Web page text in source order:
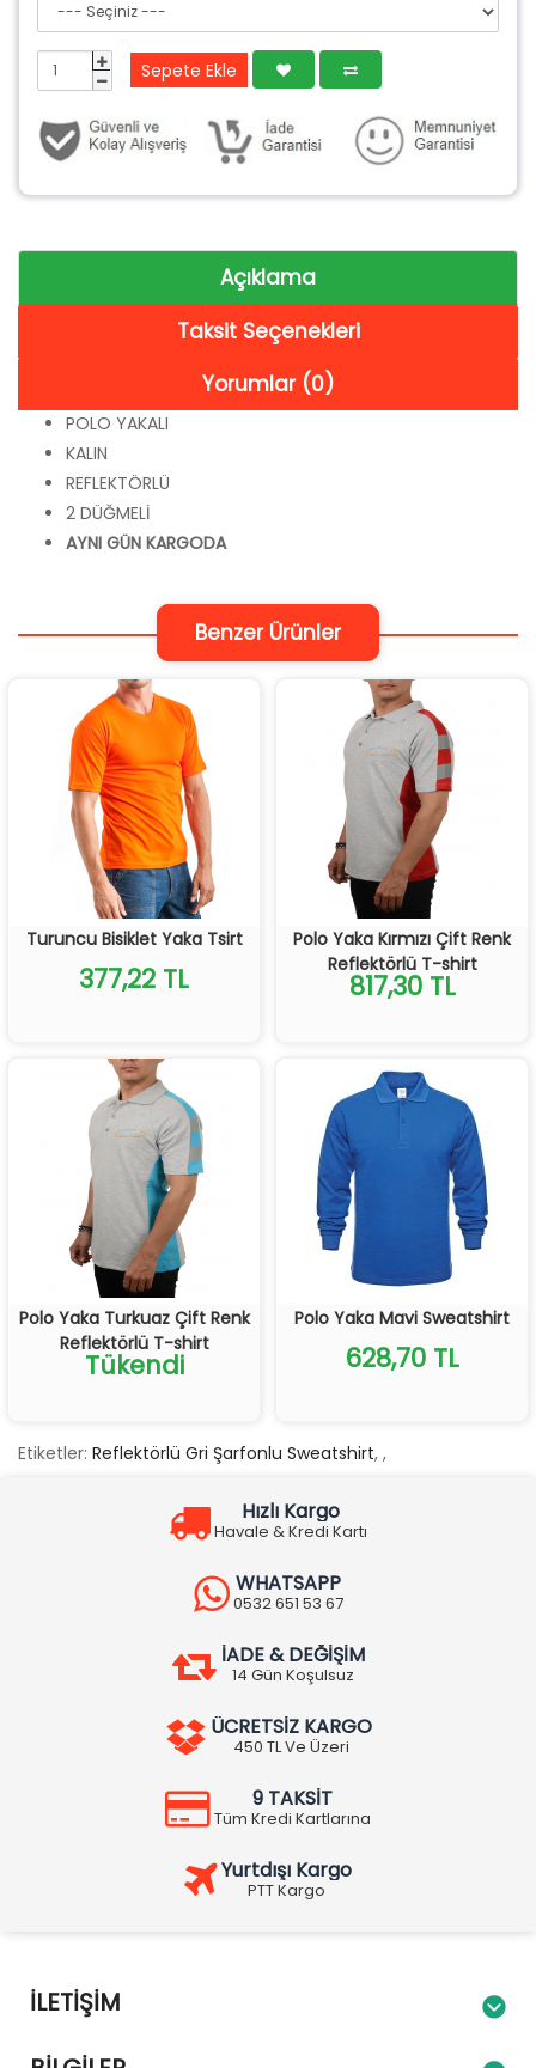
Sepete Ekle
Açıklama
Taksit Seçenekleri
Yorumlar (0)
POLO YAKALI
KALIN
REFLEKTÖRLÜ
2 DÜĞMELİ
AYNI GÜN KARGODA
Benzer Ürünler
Turuncu Bisiklet Yaka Tsirt
377,22 TL
Polo Yaka Kırmızı Çift Renk
Reflektörlü T-shirt
817,30 TL
Polo Yaka Turkuaz Çift Renk
Reflektörlü T-shirt
Tükendi
Polo Yaka Mavi Sweatshirt
628,70 TL
Etiketler: Reflektörlü Gri Şarfonlu Sweatshirt, ,
Hızlı Kargo
Havale & Kredi Kartı
WHATSAPP
0532 651 53 67
İADE & DEĞİŞİM
14 Gün Koşulsuz
ÜCRETSİZ KARGO
450 TL Ve Üzeri
9 TAKSİT
Tüm Kredi Kartlarına
Yurtdışı Kargo
PTT Kargo
İLETIŞIM